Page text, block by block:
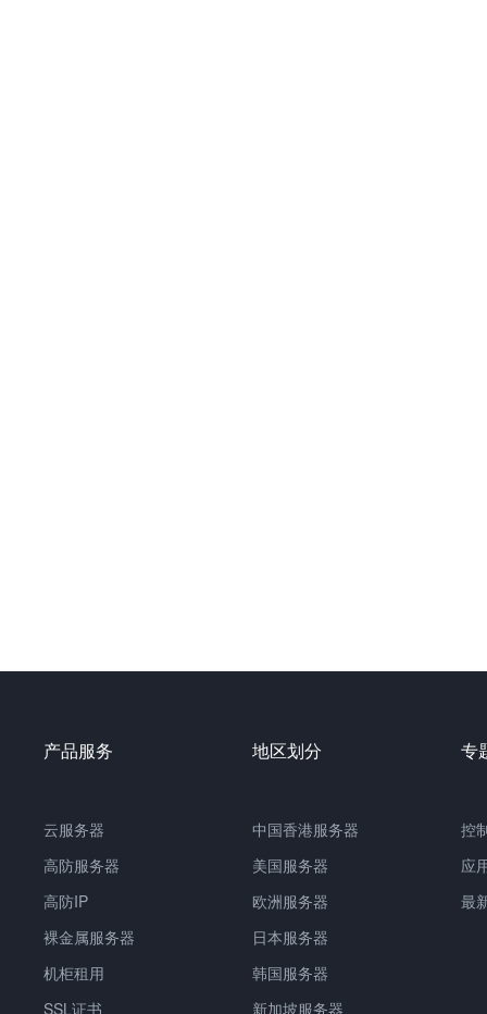
产品服务
云服务器
高防服务器
高防IP
裸金属服务器
机柜租用
SSL证书
地区划分
中国香港服务器
美国服务器
欧洲服务器
日本服务器
韩国服务器
新加坡服务器
专
控
应
最